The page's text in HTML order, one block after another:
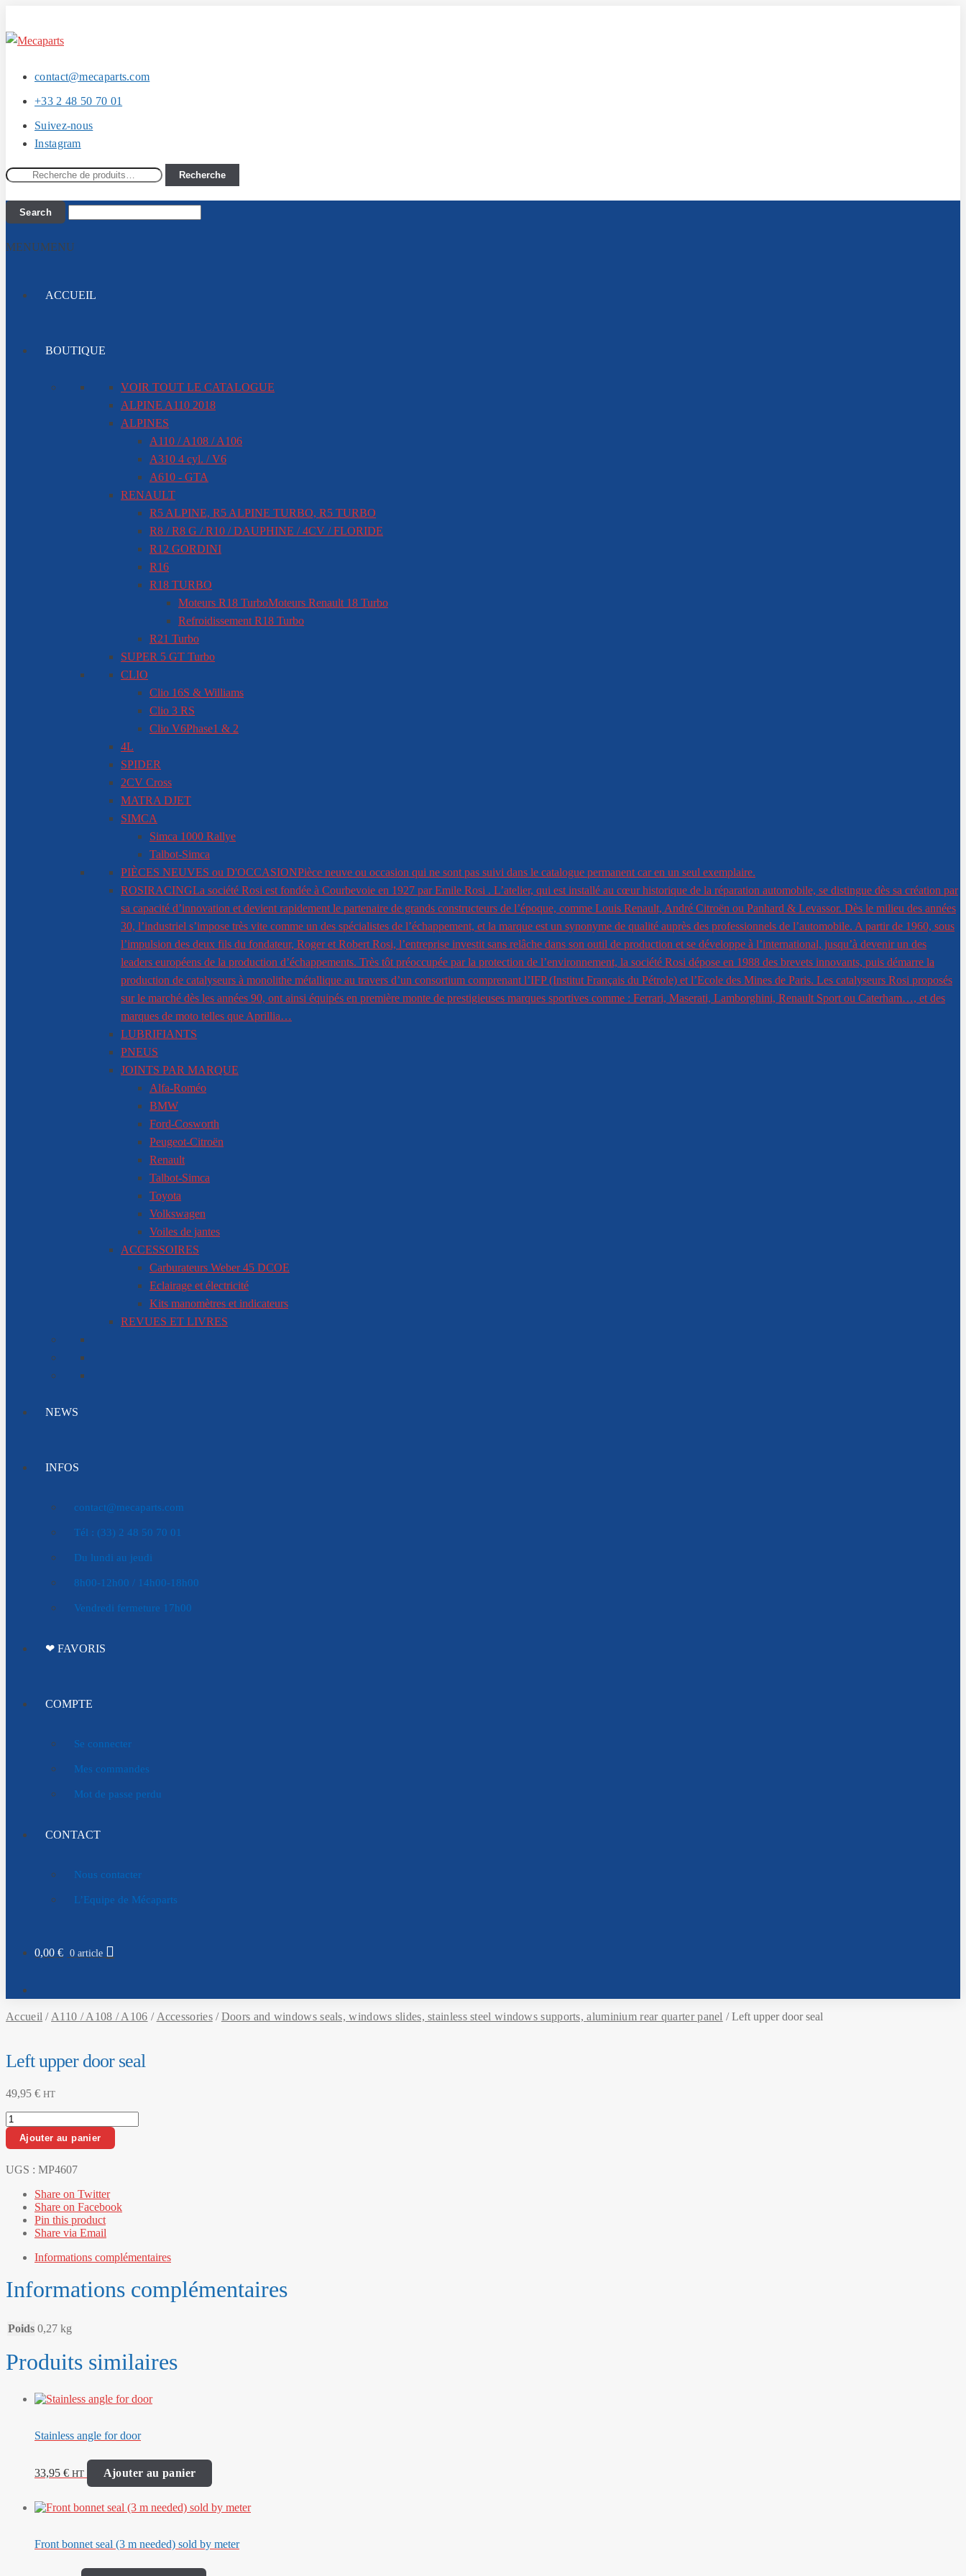
Aller
Aller
contenucontact@mecaparts.com
+33 2 48 50 70 01
Suivez-nous
Instagram
Recherche
Recherche
MENUMENU
ACCUEIL
BOUTIQUE
VOIR TOUT LE CATALOGUE
ALPINE A110 2018
ALPINES
A110 / A108 / A106
A310 4 cyl. / V6
A610 - GTA
RENAULT
R5 ALPINE, R5 ALPINE TURBO, R5 TURBO
R8 / R8 G / R10 / DAUPHINE / 4CV / FLORIDE
R12 GORDINI
R16
R18 TURBO
Moteurs R18 TurboMoteurs Renault 18 Turbo
Refroidissement R18 Turbo
R21 Turbo
SUPER 5 GT Turbo
CLIO
Clio 16S & Williams
Clio 3 RS
Clio V6Phase1 & 2
4L
SPIDER
2CV Cross
MATRA DJET
SIMCA
Simca 1000 Rallye
Talbot-Simca
PIÈCES NEUVES ou D'OCCASIONPièce neuve ou occasion qui ne sont pas suivi dans le catalogue permanent car en un seul exemplaire.
ROSIRACINGLa société Rosi est fondée à Courbevoie en 1927 par Emile Rosi . L’atelier, qui est installé au cœur historique de la réparation automobile, se distingue dès sa création par
sa capacité d’innovation et devient rapidement le partenaire de grands constructeurs de l’époque, comme Louis Renault, André Citroën ou Panhard & Levassor. Dès le milieu des années
30, l’industriel s’impose très vite comme un des spécialistes de l’échappement, et la marque est un synonyme de qualité auprès des professionnels de l’automobile. A partir de 1960, sous
l’impulsion des deux fils du fondateur, Roger et Robert Rosi, l’entreprise investit sans relâche dans son outil de production et se développe à l’international, jusqu’à devenir un des
leaders européens de la production d’échappements. Très tôt préoccupée par la protection de l’environnement, la société Rosi dépose en 1988 des brevets innovants, puis démarre la
production de catalyseurs à monolithe métallique au travers d’un consortium comprenant l’IFP (Institut Français du Pétrole) et l’Ecole des Mines de Paris. Les catalyseurs Rosi proposés
sur le marché dès les années 90, ont ainsi équipés en première monte de prestigieuses marques sportives comme : Ferrari, Maserati, Lamborghini, Renault Sport ou Caterham…, et des
marques de moto telles que Aprillia…
LUBRIFIANTS
PNEUS
JOINTS PAR MARQUE
Alfa-Roméo
BMW
Ford-Cosworth
Peugeot-Citroën
Renault
Talbot-Simca
Toyota
Volkswagen
Voiles de jantes
ACCESSOIRES
Carburateurs Weber 45 DCOE
Eclairage et électricité
Kits manomètres et indicateurs
REVUES ET LIVRES
NEWS
INFOS
contact@mecaparts.com
Tél : (33) 2 48 50 70 01
Du lundi au jeudi
8h00-12h00 / 14h00-18h00
Vendredi fermeture 17h00
❤ FAVORIS
COMPTE
Se connecter
Mes commandes
Mot de passe perdu
CONTACT
Nous contacter
L’Equipe de Mécaparts
0,00 € 0 article
Accueil / A110 / A108 / A106 / Accessories/Doors and windows seals, windows slides, stainless steel windows supports, aluminium rear quarter panel /Left upper door seal
Left upper door seal
49,95 € HT
quantité
de
Left
door
Ajouter au panier
UGS : MP4607
Share on Twitter
Share on Facebook
Pin this product
Share via Email
Informations complémentaires
Informations complémentaires
Poids 0,27 kg
Produits similaires
Stainless angle for door
33,95 € HT Ajouter au panier
Front bonnet seal (3 m needed) sold by meter